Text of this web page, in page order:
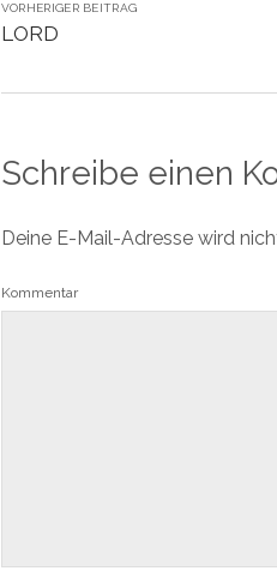
VORHERIGER BEITRAG
LORD
Schreibe einen
Deine E-Mail-Adresse wird
Kommentar